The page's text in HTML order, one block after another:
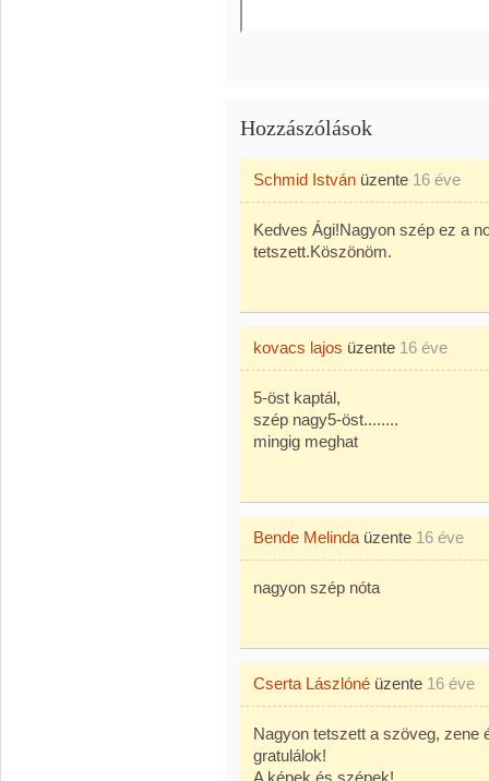
Hozzászólások
Schmid István üzente 16 éve
Kedves Ági!Nagyon szép ez a
tetszett.Köszönöm.
kovacs lajos üzente 16 éve
5-öst kaptál,
szép nagy5-öst........
mingig meghat
Bende Melinda üzente 16 éve
nagyon szép nóta
Cserta Lászlóné üzente 16 éve
Nagyon tetszett a szöveg, zene
gratulálok!
A képek és szépek!